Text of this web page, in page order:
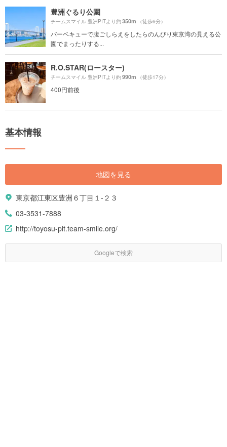
豊洲ぐるり公園
チームスマイル 豊洲PITより約350m （徒歩6分）
バーベキューで腹ごしらえをしたらのんびり東京湾の見える公
園でまったりする...
R.O.STAR(ロースター)
チームスマイル 豊洲PITより約990m （徒歩17分）
400円前後
基本情報
地図を見る
東京都江東区豊洲６丁目１-２３
03-3531-7888
http://toyosu-pit.team-smile.org/
Googleで検索